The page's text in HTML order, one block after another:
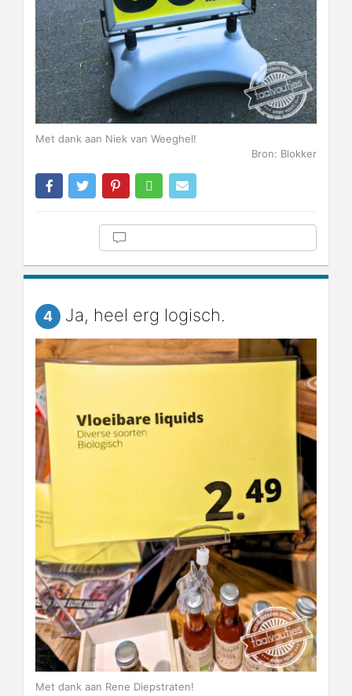
Met dank aan Niek van Weeghel!
Bron: Blokker
4 Ja, heel erg logisch.
Met dank aan Rene Diepstraten!